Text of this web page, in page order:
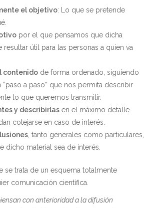
el objetivo: Lo que se pretende
por el que pensamos que dicha
resultar útil para las personas a quien va
contenido de forma ordenado, siguiendo
“paso a paso” que nos permita describir
lo que queremos transmitir.
y describirlas en el máximo detalle
cotejarse en caso de interés.
, tanto generales como particulares,
dicho material sea de interés.
se trata de un esquema totalmente
comunicación científica.
con anterioridad a la difusión